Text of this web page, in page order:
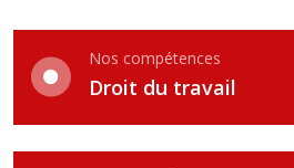
Nos compétences
Droit du travail